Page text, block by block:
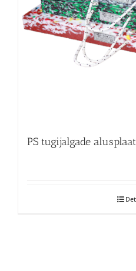
PS tugijalgade alusplaat